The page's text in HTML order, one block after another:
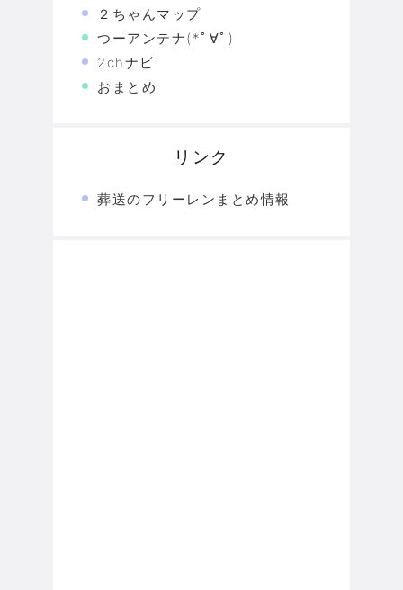
２ちゃんマップ
つーアンテナ(*ﾟ∀ﾟ)
2chナビ
おまとめ
リンク
葬送のフリーレンまとめ情報